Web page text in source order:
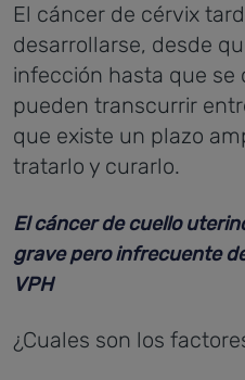
El cáncer de cérvix
desarrollarse, desde
infección hasta que se
pueden transcurrir
que existe un plazo
tratarlo y curarlo.
El cáncer de cuello
grave pero infrecuente
VPH
¿Cuales son los